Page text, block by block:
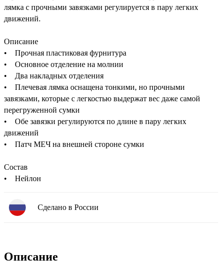
лямка с прочными завязками регулируется в пару легких
движений.
Описание
• Прочная пластиковая фурнитура
• Основное отделение на молнии
• Два накладных отделения
• Плечевая лямка оснащена тонкими, но прочными
завязками, которые с легкостью выдержат вес даже самой
перегруженной сумки
• Обе завязки регулируются по длине в пару легких
движений
• Патч МЕЧ на внешней стороне сумки
Состав
• Нейлон
Сделано в России
Описание